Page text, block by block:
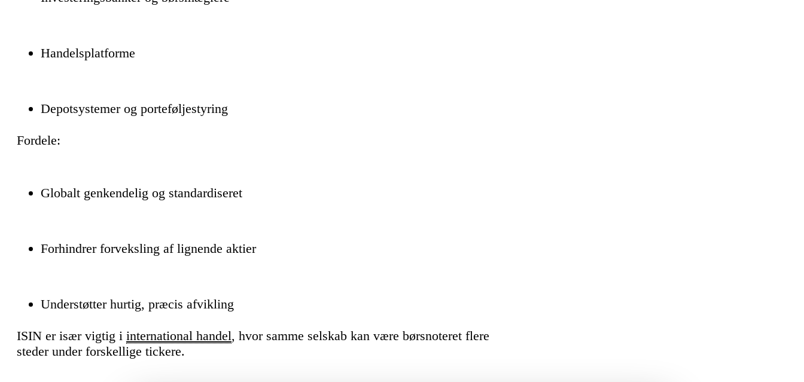
Handelsplatforme
Depotsystemer og porteføljestyring
Fordele:
Globalt genkendelig og standardiseret
Forhindrer forveksling af lignende aktier
Understøtter hurtig, præcis afvikling
ISIN er især vigtig i international handel, hvor samme selskab kan være børsnoteret flere
steder under forskellige tickere.